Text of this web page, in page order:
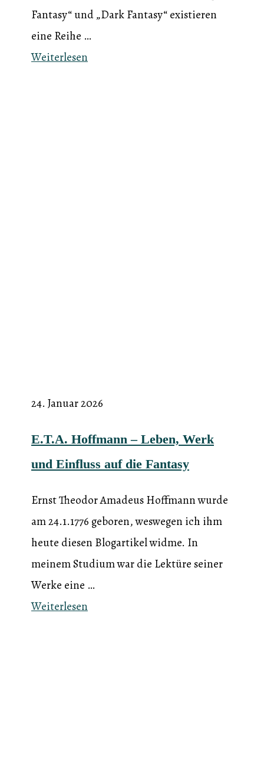
Fantasy“ und „Dark Fantasy“ existieren
eine Reihe …
Weiterlesen
24. Januar 2026
E.T.A. Hoffmann – Leben, Werk
und Einfluss auf die Fantasy
Ernst Theodor Amadeus Hoffmann wurde
am 24.1.1776 geboren, weswegen ich ihm
heute diesen Blogartikel widme. In
meinem Studium war die Lektüre seiner
Werke eine …
Weiterlesen